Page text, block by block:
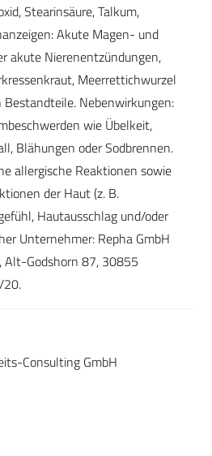
Stearinsäure, Talkum,
Akute Magen- und
akute Nierenentzündungen,
Meerrettichwurzel
Nebenwirkungen:
wie Übelkeit,
Blähungen oder Sodbrennen.
allergische Reaktionen sowie
der Haut (z. B.
Hautausschlag und/oder
Unternehmer: Repha GmbH
Alt-Godshorn 87, 30855
20.
Consulting GmbH